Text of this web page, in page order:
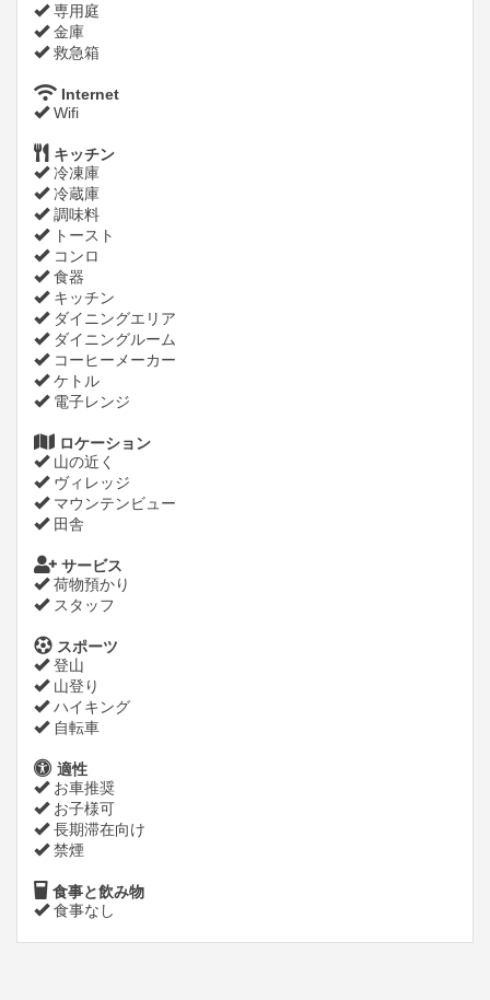
専用庭
金庫
救急箱
Internet
Wifi
キッチン
冷凍庫
冷蔵庫
調味料
トースト
コンロ
食器
キッチン
ダイニングエリア
ダイニングルーム
コーヒーメーカー
ケトル
電子レンジ
ロケーション
山の近く
ヴィレッジ
マウンテンビュー
田舎
サービス
荷物預かり
スタッフ
スポーツ
登山
山登り
ハイキング
自転車
適性
お車推奨
お子様可
長期滞在向け
禁煙
食事と飲み物
食事なし